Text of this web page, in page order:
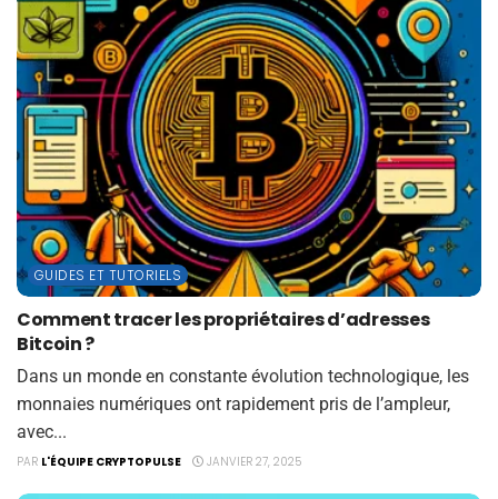
GUIDES ET TUTORIELS
Comment tracer les propriétaires d’adresses
Bitcoin ?
Dans un monde en constante évolution technologique, les
monnaies numériques ont rapidement pris de l’ampleur,
avec...
PAR L'ÉQUIPE CRYPTOPULSE JANVIER 27, 2025